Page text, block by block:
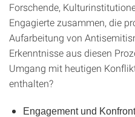
Forschende,
Engagierte zusammen, die
Aufarbeitung von
Erkenntnisse aus diesen
Umgang mit heutigen
enthalten?
Engagement und